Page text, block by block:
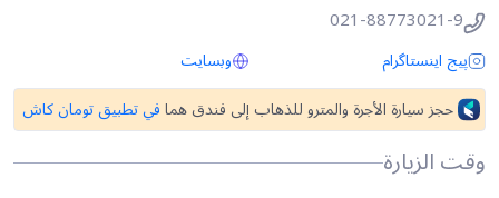
021-88773021-9
پیج اینستاگرام
وبسایت
حجز سيارة الأجرة والمترو للذهاب إلى فندق همافي تطبيق تومان كاش
وقت الزيارة